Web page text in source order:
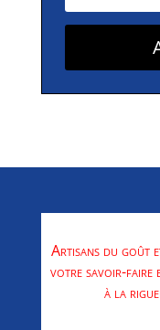
Artisans du goût
votre savoir-faire
à la